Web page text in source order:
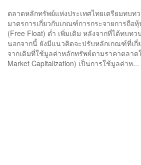
ตลาดหลักทรัพย์แห่งประเทศไทยเตรียมทบ
มาตรการเกี่ยวกับเกณฑ์การกระจายการถือ
(Free Float) ต่ำ เพิ่มเติม หลังจากที่ได้ทบท
นอกจากนี้ ยังมีแนวคิดจะปรับหลักเกณฑ์ที่เ
จากเดิมที่ใช้มูลค่าหลักทรัพย์ตามราคาตลา
Market Capitalization) เป็นการใช้มูลค่าห...